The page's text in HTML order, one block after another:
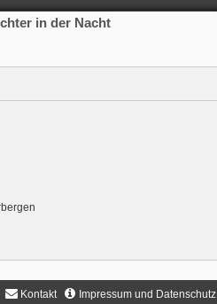
in der Nacht
Impressum und Datenschutz
Kontakt